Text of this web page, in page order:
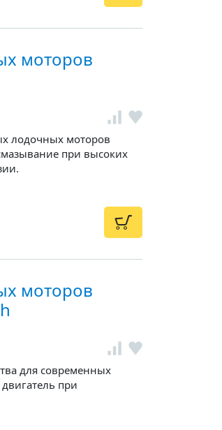
моторов
лодочных моторов
при высоких
моторов
для современных
при